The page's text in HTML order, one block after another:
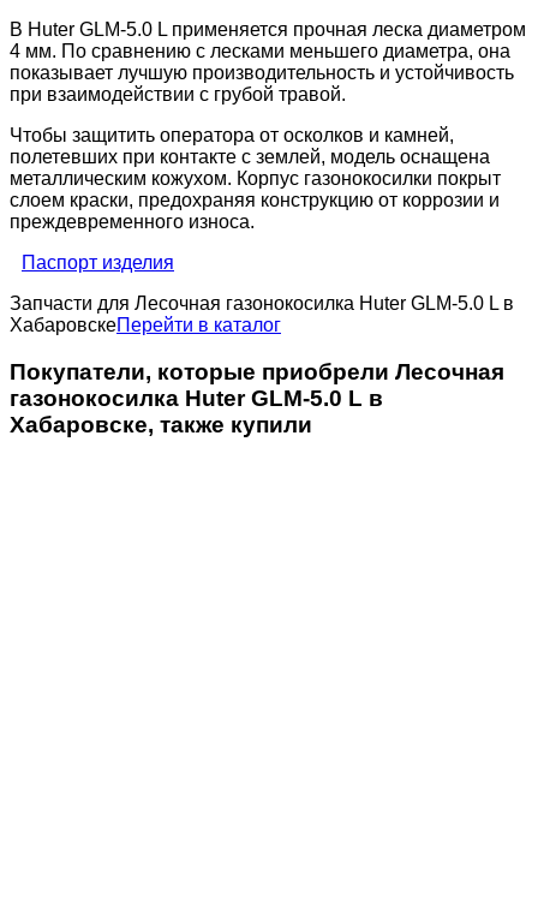
В Huter GLM-5.0 L применяется прочная леска диаметром
4 мм. По сравнению с лесками меньшего диаметра, она
показывает лучшую производительность и устойчивость
при взаимодействии с грубой травой.
Чтобы защитить оператора от осколков и камней,
полетевших при контакте с землей, модель оснащена
металлическим кожухом. Корпус газонокосилки покрыт
слоем краски, предохраняя конструкцию от коррозии и
преждевременного износа.
Паспорт изделия
Запчасти для Лесочная газонокосилка Huter GLM-5.0 L в
ХабаровскеПерейти в каталог
Покупатели, которые приобрели Лесочная
газонокосилка Huter GLM-5.0 L в
Хабаровске, также купили